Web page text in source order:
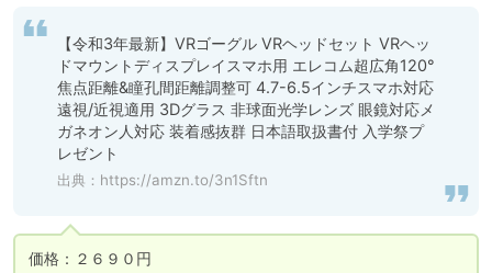
【令和3年最新】VRゴーグル VRヘッドセット VRヘッ
ドマウントディスプレイスマホ用 エレコム超広角120°
焦点距離&瞳孔間距離調整可 4.7-6.5インチスマホ対応
遠視/近視適用 3Dグラス 非球面光学レンズ 眼鏡対応メ
ガネオン人対応 装着感抜群 日本語取扱書付 入学祭プ
レゼント
出典： https://amzn.to/3n1Sftn